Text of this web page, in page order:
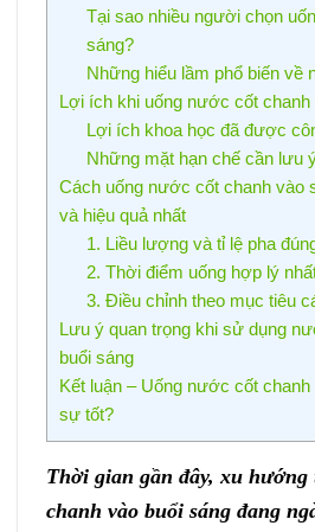
Tại sao nhiều người chọn
sáng?
Những hiểu lầm phổ biến về
Lợi ích khi uống nước cốt chanh
Lợi ích khoa học đã được
Những mặt hạn chế cần lưu
Cách uống nước cốt chanh vào
và hiệu quả nhất
1. Liều lượng và tỉ lệ pha
2. Thời điểm uống hợp lý
3. Điều chỉnh theo mục tiêu
Lưu ý quan trọng khi sử dụng
buổi sáng
Kết luận – Uống nước cốt
sự tốt?
Thời gian gần đây, xu hướng
chanh vào buổi sáng đang